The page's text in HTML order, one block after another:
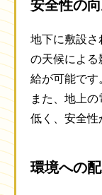
安全性の
地下に敷設さ
の天候による
給が可能です
また、地上
低く、安全性
環境への